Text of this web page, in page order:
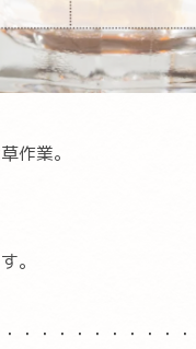
作業。
。
・・・・・・・・・・